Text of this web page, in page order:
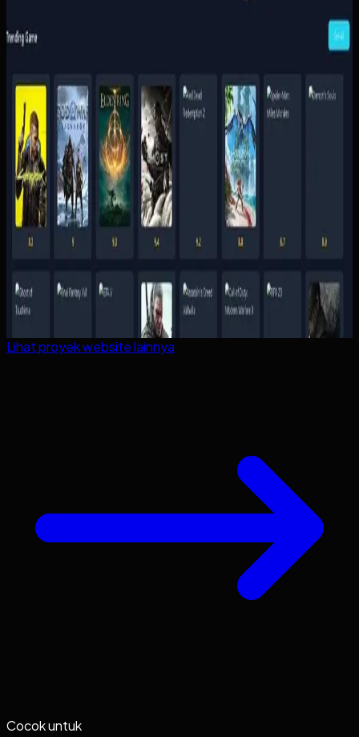
Lihat proyekwebsitelainnya
Cocok untuk